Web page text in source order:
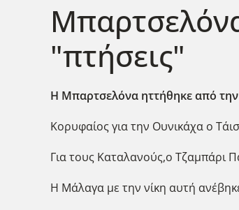
"πτήσεις"
Η Μπαρτσελόνα ηττήθηκε από
Κορυφαίος για την Ουνικάχα ο
Για τους Καταλανούς,o Τζαμπάρι
Η Μάλαγα με την νίκη αυτή